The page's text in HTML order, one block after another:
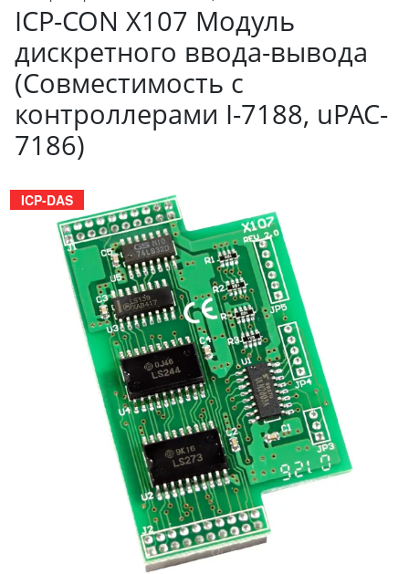
ICP-CON X107 Модуль
дискретного ввода-вывода
(Совместимость с
контроллерами I-7188, uPAC-
7186)
ICP-DAS